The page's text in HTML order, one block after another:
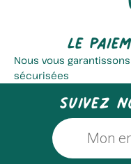
Le
Nous vous
sécurisées
Suivez